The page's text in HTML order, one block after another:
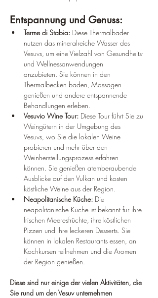
Entspannung und Genuss:
Terme di Stabia: Diese Thermalbäder
nutzen das mineralreiche Wasser des
Vesuvs, um eine Vielzahl von Gesundheits-
und Wellnessanwendungen
anzubieten. Sie können in den
Thermalbecken baden, Massagen
genießen und andere entspannende
Behandlungen erleben.
Vesuvio Wine Tour: Diese Tour führt Sie zu
Weingütern in der Umgebung des
Vesuvs, wo Sie die lokalen Weine
probieren und mehr über den
Weinherstellungsprozess erfahren
können. Sie genießen atemberaubende
Ausblicke auf den Vulkan und kosten
köstliche Weine aus der Region.
Neapolitanische Küche: Die
neapolitanische Küche ist bekannt für ihre
frischen Meeresfrüchte, ihre köstlichen
Pizzen und ihre leckeren Desserts. Sie
können in lokalen Restaurants essen, an
Kochkursen teilnehmen und die Aromen
der Region genießen.
Diese sind nur einige der vielen Aktivitäten, die
Sie rund um den Vesuv unternehmen